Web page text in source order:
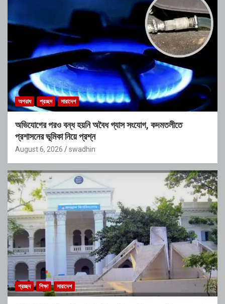
অপরাধ প্রচ্ছদ সারাদেশ
অভিযোগের পরও বন্ধ হয়নি অবৈধ গ্যাস সংযোগ, কদমতলীতে
প্রশাসনের ভূমিকা নিয়ে প্রশ্ন
August 6, 2026 swadhin
প্রচ্ছদ শিক্ষা সারাদেশ